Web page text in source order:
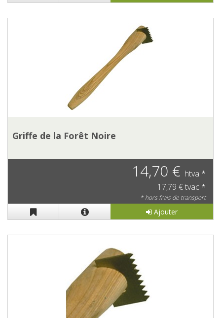
Griffe de la Forêt Noire
14,70 € htva *
17,79 € tvac *
* hors frais de transport
Ajouter